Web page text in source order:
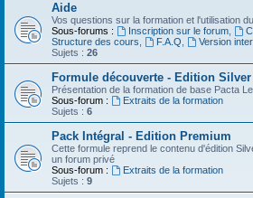
Aide
Vos questions sur la formation et l'utilisation
Sous-forums :
Inscription sur le forum,
Structure des cours
F.A.Q
Version
Sujets : 26
Formule découverte - Edition Silver
Présentation de la formation de base Pacta
Sous-forum :
Extraits de la formation
Sujets : 6
Pack Intégral - Edition Premium
Cette formule reprend le contenu d'édition
un forum privé
Sous-forum :
Extraits de la formation
Sujets : 9